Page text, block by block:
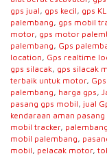
gps jual, gps kecil, gps
palembang, gps mobil
motor, gps motor
palembang, Gps
location, Gps realtime
gps silacak, gps silacak
terbaik untuk motor,
palembang, harga gps,
pasang gps mobil, jual
kendaraan aman pasang
mobil tracker,
mobil palembang,
mobil, pelacak motor,